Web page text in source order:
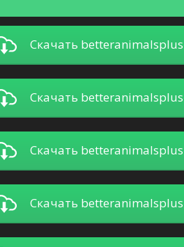
Скачать
Скачать
Скачать
Скачать